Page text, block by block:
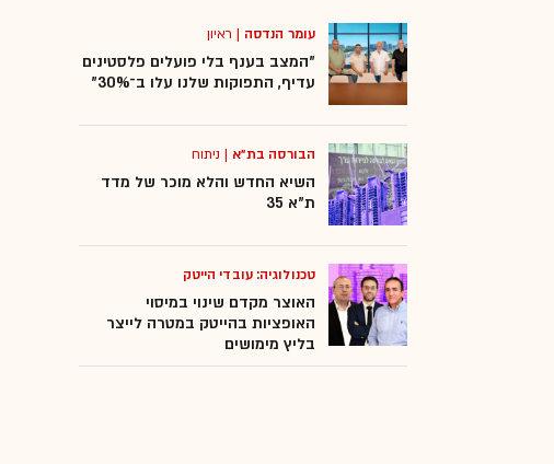
עומר הנדסה | ראיון
"המצב בענף בלי פועלים פלסטינים
עדיף, התפוקות שלנו עלו ב־30%"
הבורסה בת"א | ניתוח
השיא החדש והלא מוכר של מדד
ת"א 35
טכנולוגיה: עובדי הייטק
האוצר מקדם שינוי במיסוי
האופציות בהייטק במטרה לייצר
בליץ מימושים